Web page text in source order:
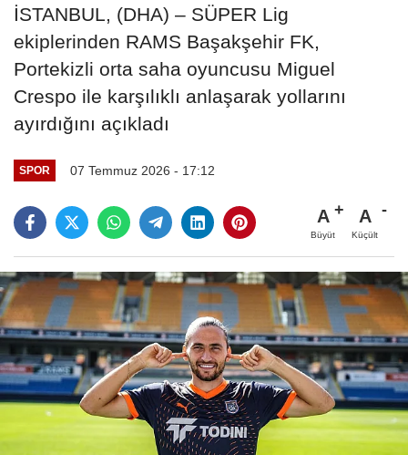
İSTANBUL, (DHA) – SÜPER Lig
ekiplerinden RAMS Başakşehir FK,
Portekizli orta saha oyuncusu Miguel
Crespo ile karşılıklı anlaşarak yollarını
ayırdığını açıkladı
SPOR 07 Temmuz 2026 - 17:12
A
Büyüt
A
Küçült